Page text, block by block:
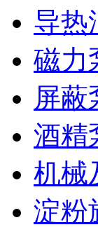
导热
磁力
屏蔽
酒精
机械
淀粉